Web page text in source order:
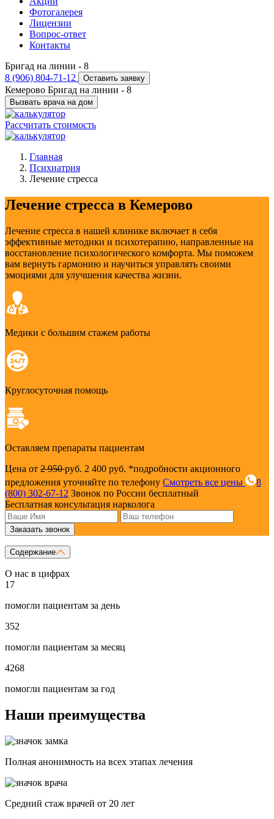
Фотогалерея
Лицензии
Вопрос-ответ
Контакты
Бригад на линии - 8
8 (906) 804-71-12
Оставить заявку
Кемерово Бригад на линии - 8
Вызвать врача на дом
Рассчитать стоимость
Главная
Психиатрия
Лечение стресса
Лечение стресса в Кемерово
Лечение стресса в нашей клинике включает в себя
эффективные методики и психотерапию, направленные на
восстановление психологического комфорта. Мы поможем
вам вернуть гармонию и научиться управлять своими
эмоциями для улучшения качества жизни.
Медики с большим стажем работы
Круглосуточная помощь
Оставляем препараты пациентам
Цена от 2 950руб. 2 400 руб. *подробности акционного
предложения уточняйте по телефону Смотреть все цены
8
(800) 302-67-12 Звонок по России бесплатный
Бесплатная консультация нарколога
Заказать звонок
Содержание
О нас в цифрах
17
помогли пациентам за день
352
помогли пациентам за месяц
4268
помогли пациентам за год
Наши преимущества
Полная анонимность на всех этапах лечения
Средний стаж врачей от 20 лет